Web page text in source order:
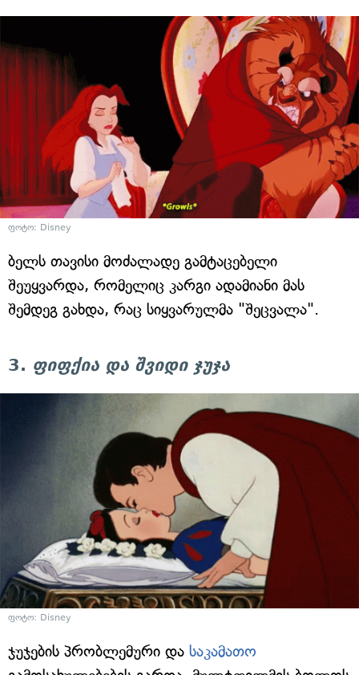
ფოტო: Disney
ბელს თავისი მოძალადე გამტაცებელი
შეუყვარდა, რომელიც კარგი ადამიანი მას
შემდეგ გახდა, რაც სიყვარულმა "შეცვალა".
3. ფიფქია და შვიდი ჯუჯა
ფოტო: Disney
ჯუჯების პრობლემური და საკამათო